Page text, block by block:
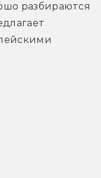
разбираются